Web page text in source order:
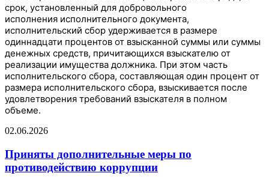
срок, установленный для добровольного
исполнения исполнительного документа,
исполнительский сбор удерживается в размере
одиннадцати процентов от взысканной суммы или суммы
денежных средств, причитающихся взыскателю от
реализации имущества должника. При этом часть
исполнительского сбора, составляющая один процент от
размера исполнительского сбора, взыскивается после
удовлетворения требований взыскателя в полном
объеме.
02.06.2026
Приняты дополнительные меры по
противодействию коррупции